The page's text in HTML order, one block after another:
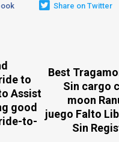
Share on Twitter
to
Assist
good
to-
Best
Sin cargo
moon
juego Falto
Sin